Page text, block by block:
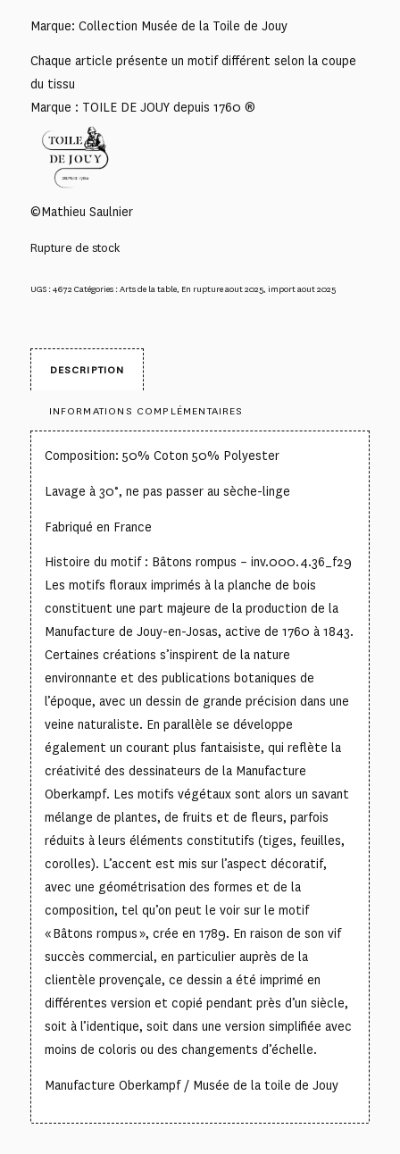
Marque: Collection Musée de la Toile de Jouy
Chaque article présente un motif différent selon la coupe
du tissu
Marque : TOILE DE JOUY depuis 1760 ®
©Mathieu Saulnier
Rupture de stock
UGS :4672Catégories :Arts de la table, En rupture aout 2025, import aout 2025
DESCRIPTION
INFORMATIONS COMPLÉMENTAIRES
Composition: 50% Coton 50% Polyester
Lavage à 30°, ne pas passer au sèche-linge
Fabriqué en France
Histoire du motif : Bâtons rompus – inv.000.4.36_f29
Les motifs floraux imprimés à la planche de bois
constituent une part majeure de la production de la
Manufacture de Jouy-en-Josas, active de 1760 à 1843.
Certaines créations s’inspirent de la nature
environnante et des publications botaniques de
l’époque, avec un dessin de grande précision dans une
veine naturaliste. En parallèle se développe
également un courant plus fantaisiste, qui reflète la
créativité des dessinateurs de la Manufacture
Oberkampf. Les motifs végétaux sont alors un savant
mélange de plantes, de fruits et de fleurs, parfois
réduits à leurs éléments constitutifs (tiges, feuilles,
corolles). L’accent est mis sur l’aspect décoratif,
avec une géométrisation des formes et de la
composition, tel qu’on peut le voir sur le motif
« Bâtons rompus », crée en 1789. En raison de son vif
succès commercial, en particulier auprès de la
clientèle provençale, ce dessin a été imprimé en
différentes version et copié pendant près d’un siècle,
soit à l’identique, soit dans une version simplifiée avec
moins de coloris ou des changements d’échelle.
Manufacture Oberkampf / Musée de la toile de Jouy